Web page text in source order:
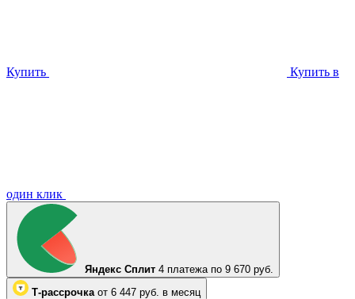
Купить Купить в
один клик
Яндекс Сплит 4 платежа по 9 670 руб.
Т-рассрочка от 6 447 руб. в месяц